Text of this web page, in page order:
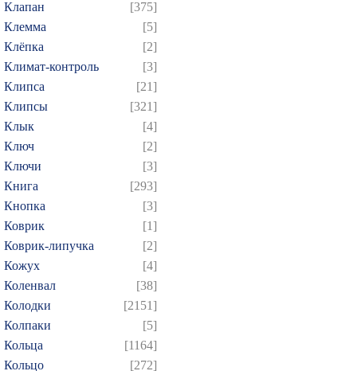
Клапан
[375]
Клемма
[5]
Клёпка
[2]
Климат-контроль
[3]
Клипса
[21]
Клипсы
[321]
Клык
[4]
Ключ
[2]
Ключи
[3]
Книга
[293]
Кнопка
[3]
Коврик
[1]
Коврик-липучка
[2]
Кожух
[4]
Коленвал
[38]
Колодки
[2151]
Колпаки
[5]
Кольца
[1164]
Кольцо
[272]